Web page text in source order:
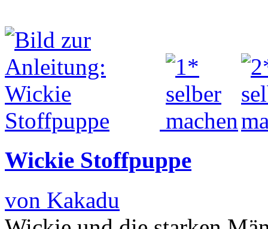
Wickie Stoffpuppe
von Kakadu